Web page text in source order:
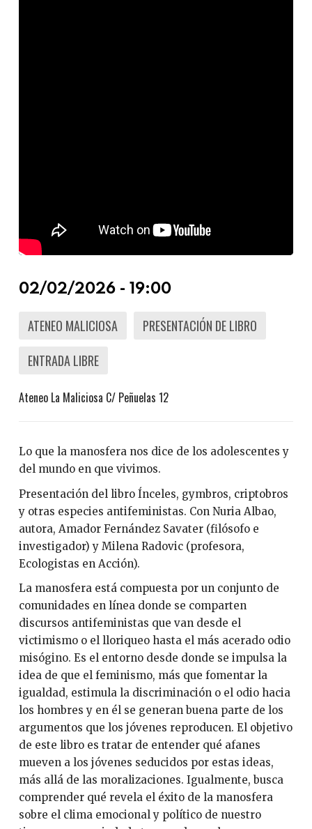
02/02/2026 - 19:00
ATENEO MALICIOSA
PRESENTACIÓN DE LIBRO
ENTRADA LIBRE
Ateneo La Maliciosa C/ Peñuelas 12
Lo que la manosfera nos dice de los adolescentes y
del mundo en que vivimos.
Presentación del libro Ínceles, gymbros, criptobros
y otras especies antifeministas. Con Nuria Albao,
autora, Amador Fernández Savater (filósofo e
investigador) y Milena Radovic (profesora,
Ecologistas en Acción).
La manosfera está compuesta por un conjunto de
comunidades en línea donde se comparten
discursos antifeministas que van desde el
victimismo o el lloriqueo hasta el más acerado odio
misógino. Es el entorno desde donde se impulsa la
idea de que el feminismo, más que fomentar la
igualdad, estimula la discriminación o el odio hacia
los hombres y en él se generan buena parte de los
argumentos que los jóvenes reproducen. El objetivo
de este libro es tratar de entender qué afanes
mueven a los jóvenes seducidos por estas ideas,
más allá de las moralizaciones. Igualmente, busca
comprender qué revela el éxito de la manosfera
sobre el clima emocional y político de nuestro